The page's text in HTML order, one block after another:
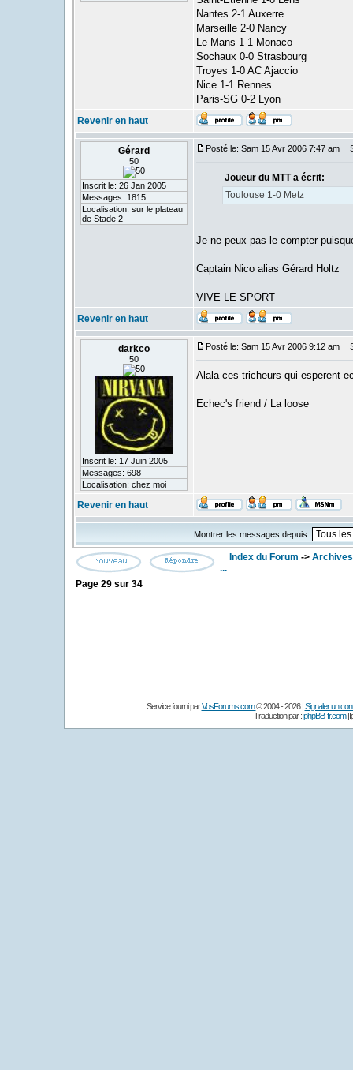
Nantes 2-1 Auxerre
Marseille 2-0 Nancy
Le Mans 1-1 Monaco
Sochaux 0-0 Strasbourg
Troyes 1-0 AC Ajaccio
Nice 1-1 Rennes
Paris-SG 0-2 Lyon
Revenir en haut
Gérard
50
Inscrit le: 26 Jan 2005
Messages: 1815
Localisation: sur le plateau
de Stade 2
Posté le: Sam 15 Avr 2006 7:47 am
Joueur du MTT a écrit:
Toulouse 1-0 Metz
Je ne peux pas le compter
Captain Nico alias Gérard Holtz
VIVE LE SPORT
Revenir en haut
darkco
50
Inscrit le: 17 Juin 2005
Messages: 698
Localisation: chez moi
Posté le: Sam 15 Avr 2006 9:12 am
Alala ces tricheurs qui esperent
Echec's friend / La loose
Revenir en haut
Montrer les messages depuis:
Index du Forum ->
...
Page 29sur 34
Service fourni parVosForums.com© 2004 - 2026 |Signaler un
Traduction par :phpBB-fr.com